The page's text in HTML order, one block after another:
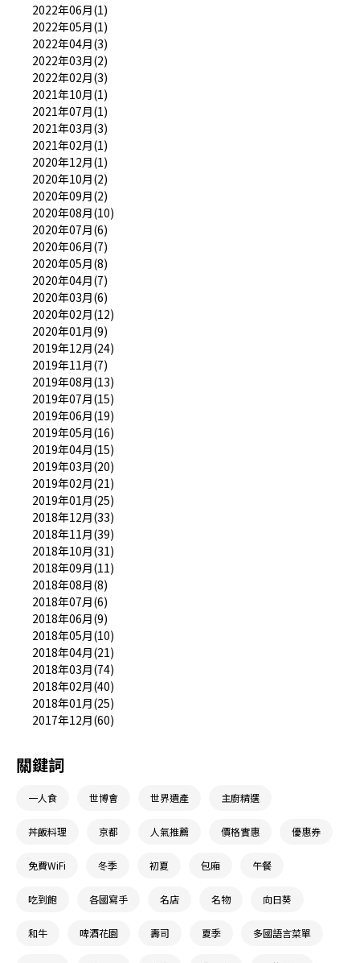
2022年06月(1)
2022年05月(1)
2022年04月(3)
2022年03月(2)
2022年02月(3)
2021年10月(1)
2021年07月(1)
2021年03月(3)
2021年02月(1)
2020年12月(1)
2020年10月(2)
2020年09月(2)
2020年08月(10)
2020年07月(6)
2020年06月(7)
2020年05月(8)
2020年04月(7)
2020年03月(6)
2020年02月(12)
2020年01月(9)
2019年12月(24)
2019年11月(7)
2019年08月(13)
2019年07月(15)
2019年06月(19)
2019年05月(16)
2019年04月(15)
2019年03月(20)
2019年02月(21)
2019年01月(25)
2018年12月(33)
2018年11月(39)
2018年10月(31)
2018年09月(11)
2018年08月(8)
2018年07月(6)
2018年06月(9)
2018年05月(10)
2018年04月(21)
2018年03月(74)
2018年02月(40)
2018年01月(25)
2017年12月(60)
關鍵詞
一人食 世博會 世界遺產 主廚精選
丼飯料理 京都 人氣推薦 價格實惠 優惠券
免費WiFi 冬季 初夏 包廂 午餐
吃到飽 各國寫手 名店 名物 向日葵
和牛 啤酒花園 壽司 夏季 多國語言菜單